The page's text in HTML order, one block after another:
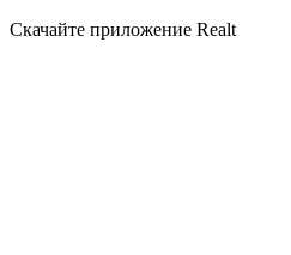
Скачайте приложение Realt